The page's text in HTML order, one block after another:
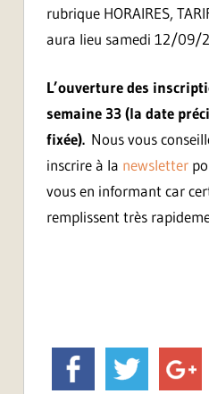
rubrique HORAIRES,
aura lieu samedi 12/09/
L’ouverture des
semaine 33 (la date
fixée). Nous vous
inscrire à la newsletter
vous en informant car
remplissent très